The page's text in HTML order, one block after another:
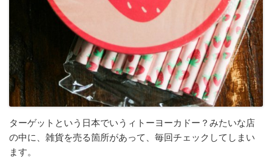
ターゲットという日本でいうィトーヨーカドー？みたいな店
の中に、雑貨を売る箇所があって、毎回チェックしてしまい
ます。